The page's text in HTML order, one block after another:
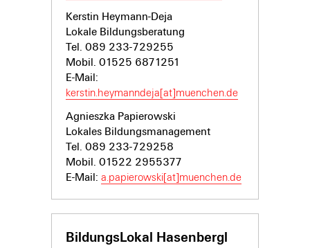
Kerstin Heymann-Deja
Lokale Bildungsberatung
Tel. 089 233-729255
Mobil. 01525 6871251
E-Mail:
kerstin.heymanndeja[at]muenchen.de
Agnieszka Papierowski
Lokales Bildungsmanagement
Tel. 089 233-729258
Mobil. 01522 2955377
E-Mail: a.papierowski[at]muenchen.de
BildungsLokal Hasenbergl